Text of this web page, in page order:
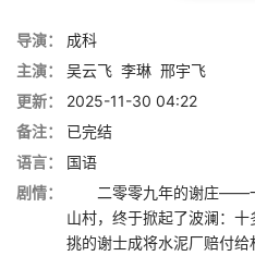
导演：
成科
主演：
吴云飞 李琳 邢宇飞
更新：
2025-11-30 04:22
备注：
已完结
语言：
国语
剧情：
二零零九年的谢庄——一
山村，终于掀起了波澜：
挑的谢士成将水泥厂赔付